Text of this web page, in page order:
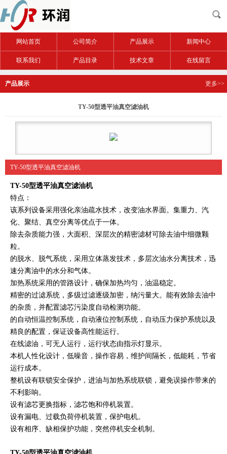
网站首页 公司简介 产品展示 新闻中心
联系我们 产品目录 技术文章 在线留言
产品展示 更多>>
TY-50型透平油真空滤油机
TY-50型透平油真空滤油机
TY-50型透平油真空滤油机
特点：
该系列设备采用强化亲油疏水技术，改变油水界面。集重力、汽
化、聚结、真空分离等优点于一体。
除去杂质能力强，大面积、深层次的精密滤材可除去油中细微颗
粒。
的脱水、脱气系统，采用立体蒸发技术，多层次油水分离技术，迅
速分离油中的水分和气体。
加热系统采用的管路设计，确保加热均匀，油温稳定。
精密的过滤系统，多级过滤逐级加密，纳污量大。能有效除去油中
的杂质，并配置滤芯污染度自动检测功能。
的自动恒温控制系统，自动液位控制系统，自动压力保护系统以及
精良的配置，保证设备高性能运行。
在线滤油，可无人运行，运行状态由指示灯显示。
本机人性化设计，低噪音，操作容易，维护间隔长，低能耗，节省
运行成本。
整机设有联锁安全保护，进油与加热系统联锁，避免误操作带来的
不利影响。
设有滤芯更换指标，滤芯饱和停机装置。
设有漏电、过载负荷停机装置，保护电机。
设有相序、缺相保护功能，突然停机安全机制。